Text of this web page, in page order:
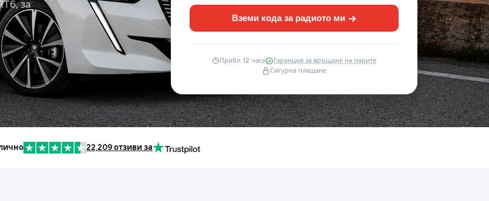
за
Вземи кода за радиото ми
Прибл. 12 часа
Гаранция за връщане на парите
Сигурна плащане
22,209 отзиви за